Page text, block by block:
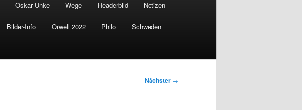
Oskar Unke Wege Headerbild Notizen
Bilder-Info Orwell 2022 Philo Schweden
Nächster →